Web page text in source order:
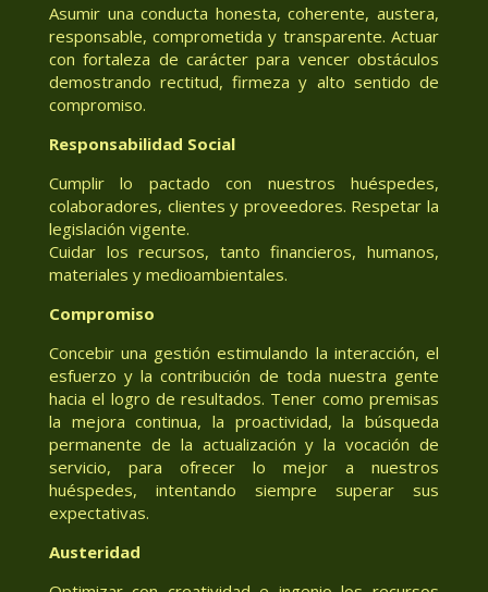
Asumir una conducta honesta, coherente, austera,
responsable, comprometida y transparente. Actuar
con fortaleza de carácter para vencer obstáculos
demostrando rectitud, firmeza y alto sentido de
compromiso.
Responsabilidad Social
Cumplir lo pactado con nuestros huéspedes,
colaboradores, clientes y proveedores. Respetar la
legislación vigente.
Cuidar los recursos, tanto financieros, humanos,
materiales y medioambientales.
Compromiso
Concebir una gestión estimulando la interacción, el
esfuerzo y la contribución de toda nuestra gente
hacia el logro de resultados. Tener como premisas
la mejora continua, la proactividad, la búsqueda
permanente de la actualización y la vocación de
servicio, para ofrecer lo mejor a nuestros
huéspedes, intentando siempre superar sus
expectativas.
Austeridad